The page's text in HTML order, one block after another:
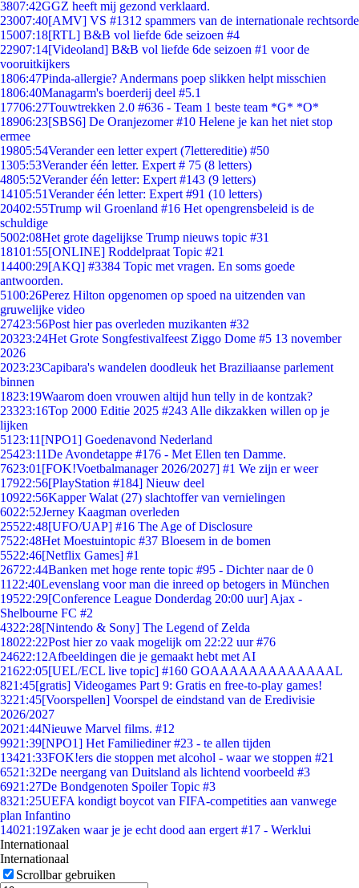
3807:42GGZ heeft mij gezond verklaard.
23007:40[AMV] VS #1312 spammers van de internationale rechtsorde
15007:18[RTL] B&B vol liefde 6de seizoen #4
22907:14[Videoland] B&B vol liefde 6de seizoen #1 voor de
vooruitkijkers
1806:47Pinda-allergie? Andermans poep slikken helpt misschien
1806:40Managarm's boerderij deel #5.1
17706:27Touwtrekken 2.0 #636 - Team 1 beste team *G* *O*
18906:23[SBS6] De Oranjezomer #10 Helene je kan het niet stop
ermee
19805:54Verander een letter expert (7lettereditie) #50
1305:53Verander één letter. Expert # 75 (8 letters)
4805:52Verander één letter: Expert #143 (9 letters)
14105:51Verander één letter: Expert #91 (10 letters)
20402:55Trump wil Groenland #16 Het opengrensbeleid is de
schuldige
5002:08Het grote dagelijkse Trump nieuws topic #31
18101:55[ONLINE] Roddelpraat Topic #21
14400:29[AKQ] #3384 Topic met vragen. En soms goede
antwoorden.
5100:26Perez Hilton opgenomen op spoed na uitzenden van
gruwelijke video
27423:56Post hier pas overleden muzikanten #32
20323:24Het Grote Songfestivalfeest Ziggo Dome #5 13 november
2026
2023:23Capibara's wandelen doodleuk het Braziliaanse parlement
binnen
1823:19Waarom doen vrouwen altijd hun telly in de kontzak?
23323:16Top 2000 Editie 2025 #243 Alle dikzakken willen op je
lijken
51 23:11 [NPO1] Goedenavond Nederland
25423:11De Avondetappe #176 - Met Ellen ten Damme.
7623:01 [FOK!Voetbalmanager 2026/2027] #1 We zijn er weer
17922:56[PlayStation #184] Nieuw deel
10922:56Kapper Walat (27) slachtoffer van vernielingen
6022:52Jerney Kaagman overleden
25522:48[UFO/UAP] #16 The Age of Disclosure
7522:48Het Moestuintopic #37 Bloesem in de bomen
5522:46[Netflix Games] #1
26722:44Banken met hoge rente topic #95 - Dichter naar de 0
11 22:40Levenslang voor man die inreed op betogers in München
19522:29[Conference League Donderdag 20:00 uur] Ajax -
Shelbourne FC #2
4322:28[Nintendo & Sony] The Legend of Zelda
18022:22Post hier zo vaak mogelijk om 22:22 uur #76
24622:12Afbeeldingen die je gemaakt hebt met AI
21622:05[UEL/ECL live topic] #160 GOAAAAAAAAAAAAAL
821:45[gratis] Videogames Part 9: Gratis en free-to-play games!
3221:45[Voorspellen] Voorspel de eindstand van de Eredivisie
2026/2027
2021:44Nieuwe Marvel films. #12
9921:39[NPO1] Het Familiediner #23 - te allen tijden
13421:33FOK!ers die stoppen met alcohol - waar we stoppen #21
6521:32De neergang van Duitsland als lichtend voorbeeld #3
6921:27De Bondgenoten Spoiler Topic #3
8321:25UEFA kondigt boycot van FIFA-competities aan vanwege
plan Infantino
14021:19Zaken waar je je echt dood aan ergert #17 - Werklui
Internationaal
Internationaal
Scrollbar gebruiken